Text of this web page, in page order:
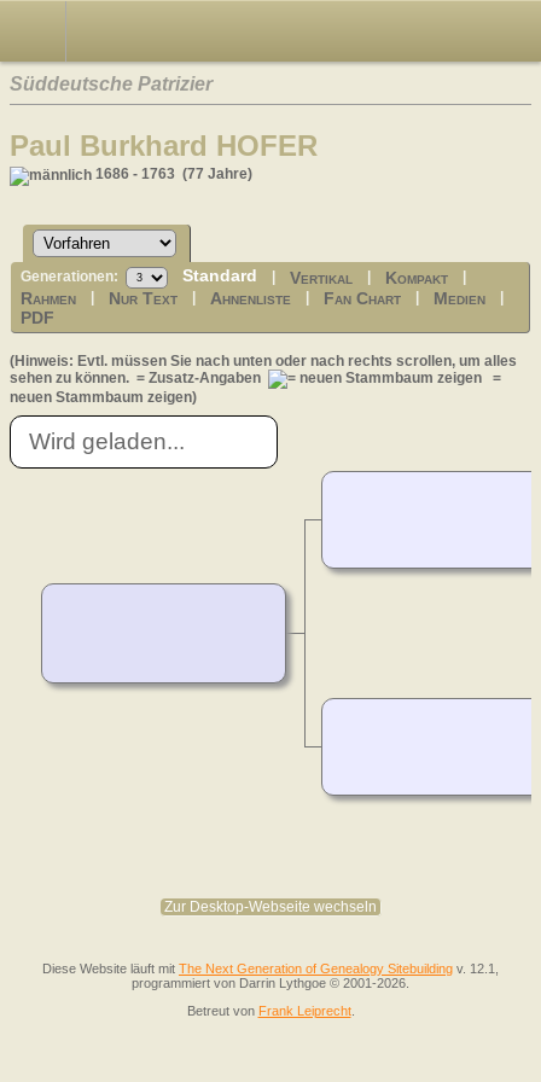
Süddeutsche Patrizier
Paul Burkhard HOFER
1686 - 1763 (77 Jahre)
Generationen: Standard |Vertikal Kompakt
Rahmen Nur Text Ahnenliste Fan Chart Medien
PDF
(Hinweis: Evtl. müssen Sie nach unten oder nach rechts scrollen, um alles
sehen zu können. = Zusatz-Angaben
=
neuen Stammbaum zeigen)
Wird geladen...
Zur Desktop-Webseite wechseln
Diese Website läuft mit The Next Generation of Genealogy Sitebuilding v. 12.1,
programmiert von Darrin Lythgoe © 2001-2026.
Betreut von Frank Leiprecht.